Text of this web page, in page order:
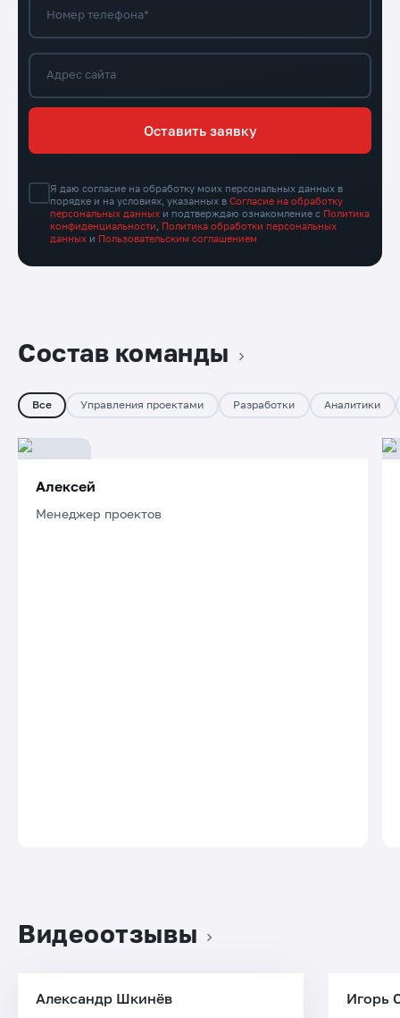
Номер телефона*
Адрес сайта
Оставить заявку
Я даю согласие на обработку моих персональных данных в
порядке и на условиях, указанных в Согласие на обработку
персональных данных и подтверждаю ознакомление с Политика
конфиденциальности
Политика обработки персональных
данных и Пользовательским соглашением
Состав команды
Все Управления проектами Разработки Аналитики
Алексей
Менеджер проектов
Видеоотзывы
Александр Шкинёв Игорь